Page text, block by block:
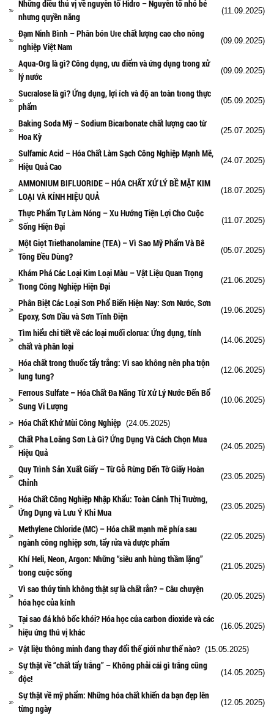
Những điều thú vị về nguyên tố Hidro – Nguyên tố nhỏ bé
nhưng quyền năng
(11.09.2025)
Đạm Ninh Bình – Phân bón Ure chất lượng cao cho nông
nghiệp Việt Nam
(09.09.2025)
Aqua-Org là gì? Công dụng, ưu điểm và ứng dụng trong xử
lý nước
(09.09.2025)
Sucralose là gì? Ứng dụng, lợi ích và độ an toàn trong thực
phẩm
(05.09.2025)
Baking Soda Mỹ – Sodium Bicarbonate chất lượng cao từ
Hoa Kỳ
(25.07.2025)
Sulfamic Acid – Hóa Chất Làm Sạch Công Nghiệp Mạnh Mẽ,
Hiệu Quả Cao
(24.07.2025)
AMMONIUM BIFLUORIDE – HÓA CHẤT XỬ LÝ BỀ MẶT KIM
LOẠI VÀ KÍNH HIỆU QUẢ
(18.07.2025)
Thực Phẩm Tự Làm Nóng – Xu Hướng Tiện Lợi Cho Cuộc
Sống Hiện Đại
(11.07.2025)
Một Giọt Triethanolamine (TEA) – Vì Sao Mỹ Phẩm Và Bê
Tông Đều Dùng?
(05.07.2025)
Khám Phá Các Loại Kim Loại Màu – Vật Liệu Quan Trọng
Trong Công Nghiệp Hiện Đại
(21.06.2025)
Phân Biệt Các Loại Sơn Phổ Biến Hiện Nay: Sơn Nước, Sơn
Epoxy, Sơn Dầu và Sơn Tĩnh Điện
(19.06.2025)
Tìm hiểu chi tiết về các loại muối clorua: Ứng dụng, tính
chất và phân loại
(14.06.2025)
Hóa chất trong thuốc tẩy trắng: Vì sao không nên pha trộn
lung tung?
(12.06.2025)
Ferrous Sulfate – Hóa Chất Đa Năng Từ Xử Lý Nước Đến Bổ
Sung Vi Lượng
(10.06.2025)
Hóa Chất Khử Mùi Công Nghiệp (24.05.2025)
Chất Pha Loãng Sơn Là Gì? Ứng Dụng Và Cách Chọn Mua
Hiệu Quả
(24.05.2025)
Quy Trình Sản Xuất Giấy – Từ Gỗ Rừng Đến Tờ Giấy Hoàn
Chỉnh
(23.05.2025)
Hóa Chất Công Nghiệp Nhập Khẩu: Toàn Cảnh Thị Trường,
Ứng Dụng và Lưu Ý Khi Mua
(23.05.2025)
Methylene Chloride (MC) – Hóa chất mạnh mẽ phía sau
ngành công nghiệp sơn, tẩy rửa và dược phẩm
(22.05.2025)
Khí Heli, Neon, Argon: Những “siêu anh hùng thầm lặng”
trong cuộc sống
(21.05.2025)
Vì sao thủy tinh không thật sự là chất rắn? – Câu chuyện
hóa học của kính
(20.05.2025)
Tại sao đá khô bốc khói? Hóa học của carbon dioxide và các
hiệu ứng thú vị khác
(16.05.2025)
Vật liệu thông minh đang thay đổi thế giới như thế nào? (15.05.2025)
Sự thật về “chất tẩy trắng” – Không phải cái gì trắng cũng
độc!
(14.05.2025)
Sự thật về mỹ phẩm: Những hóa chất khiến da bạn đẹp lên
từng ngày
(12.05.2025)